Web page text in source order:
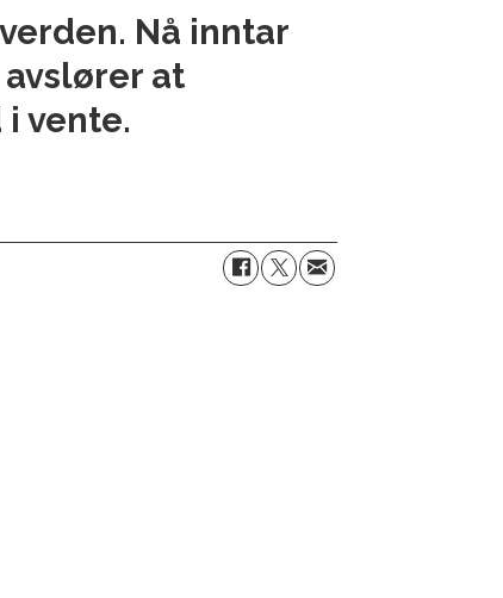
Nå inntar
at
vente.